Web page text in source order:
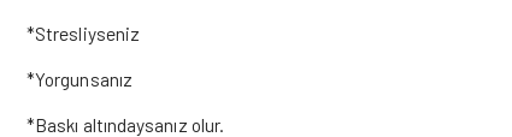
*Stresliyseniz
*Yorgunsanız
*Baskı altındaysanız olur.